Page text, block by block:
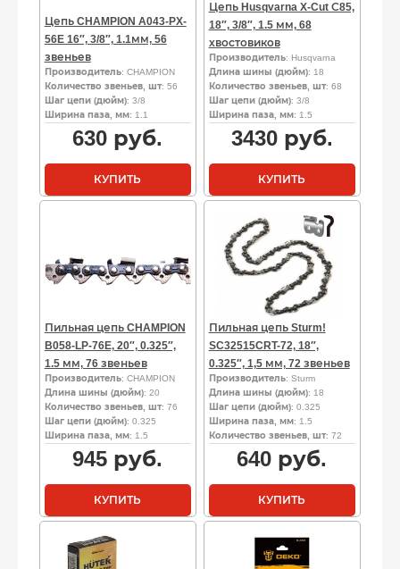
Цепь CHAMPION A043-PX-
56E 16″, 3/8″, 1.1мм, 56
звеньев
Производитель: CHAMPION
Количество звеньев, шт: 56
Шаг цепи (дюйм): 3/8
Ширина паза, мм: 1.1
630 руб.
КУПИТЬ
Цепь Husqvarna X-Cut С85,
18″, 3/8″, 1.5 мм, 68
хвостовиков
Производитель: Husqvarna
Длина шины (дюйм): 18
Количество звеньев, шт: 68
Шаг цепи (дюйм): 3/8
Ширина паза, мм: 1.5
3430руб.
КУПИТЬ
Пильная цепь CHAMPION
B058-LP-76E, 20″, 0.325″,
1.5 мм, 76 звеньев
Производитель: CHAMPION
Длина шины (дюйм): 20
Количество звеньев, шт: 76
Шаг цепи (дюйм): 0.325
Ширина паза, мм: 1.5
945 руб.
КУПИТЬ
Пильная цепь Sturm!
SC32515CRT-72, 18″,
0.325″, 1,5 мм, 72 звеньев
Производитель: Sturm
Длина шины (дюйм): 18
Шаг цепи (дюйм): 0.325
Ширина паза, мм: 1.5
Количество звеньев, шт: 72
640 руб.
КУПИТЬ